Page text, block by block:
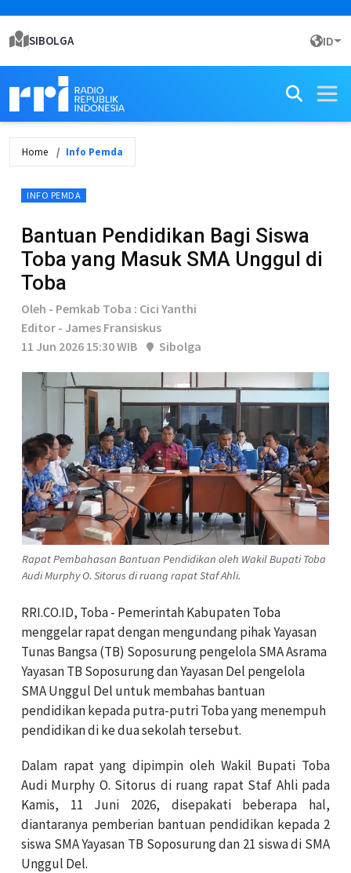
SIBOLGA ID
Home Info Pemda
INFO PEMDA
Bantuan Pendidikan Bagi Siswa
Toba yang Masuk SMA Unggul di
Toba
Oleh - Pemkab Toba : Cici Yanthi
Editor - James Fransiskus
11 Jun 2026 15:30 WIB
Sibolga
Rapat Pembahasan Bantuan Pendidikan oleh Wakil Bupati Toba
Audi Murphy O. Sitorus di ruang rapat Staf Ahli.
RRI.CO.ID, Toba - Pemerintah Kabupaten Toba
menggelar rapat dengan mengundang pihak Yayasan
Tunas Bangsa (TB) Soposurung pengelola SMA Asrama
Yayasan TB Soposurung dan Yayasan Del pengelola
SMA Unggul Del untuk membahas bantuan
pendidikan kepada putra-putri Toba yang menempuh
pendidikan di ke dua sekolah tersebut.
Dalam rapat yang dipimpin oleh Wakil Bupati Toba
Audi Murphy O. Sitorus di ruang rapat Staf Ahli pada
Kamis, 11 Juni 2026, disepakati beberapa hal,
diantaranya pemberian bantuan pendidikan kepada 2
siswa SMA Yayasan TB Soposurung dan 21 siswa di SMA
Unggul Del.